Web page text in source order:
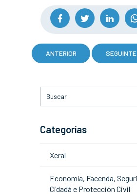
ANTERIOR SEGUINTE
Categorías
Xeral
Economía, Facenda,
Cidadá e Protección Civil